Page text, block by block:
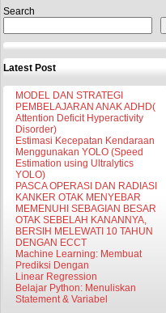
Search
Latest Post
MODEL DAN STRATEGI
PEMBELAJARAN ANAK ADHD(
Attention Deficit Hyperactivity
Disorder)
Estimasi Kecepatan Kendaraan
Menggunakan YOLO (Speed
Estimation using Ultralytics
YOLO)
PASCA OPERASI DAN RADIASI
KANKER OTAK MENYEBAR
MEMENUHI SEBAGIAN BESAR
OTAK SEBELAH KANANNYA,
BERSIH MELEWATI 10 TAHUN
DENGAN ECCT
Machine Learning: Membuat
Prediksi Dengan
Linear Regression
Belajar Python: Menuliskan
Statement & Variabel